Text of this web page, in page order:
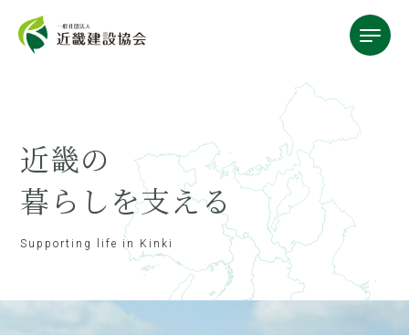
近畿の
暮らしを支える
Supporting life in Kinki